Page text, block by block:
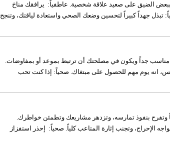
ببعض الضيق على صعيد علاقة شخصية. عاطفياً: يرافقك مناخ
تبذل جهداً كبيراً لتحسين وضعك الصحي واستعادة لياقتك، وتنجح
مناسب جداً ويكون في مصلحتك أن ترتبط بموعد أو بمفاوضات.
انه يوم مهم للحصول على مبتغاك. صحياً: إذا كنت تحب
وتفرح بنفوذ تمارسه، وتزدهر مشاريعك وتطمئن خواطرك.
الإحراج، وتجنب إثارة المتاعب كلياً. صحياً: إحذر استفزاز